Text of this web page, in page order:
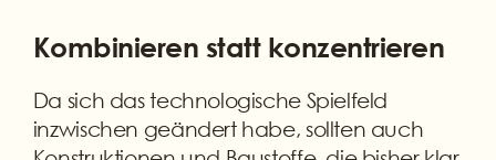
Kombinieren statt konzentrieren
Da sich das technologische Spielfeld
inzwischen geändert habe, sollten auch